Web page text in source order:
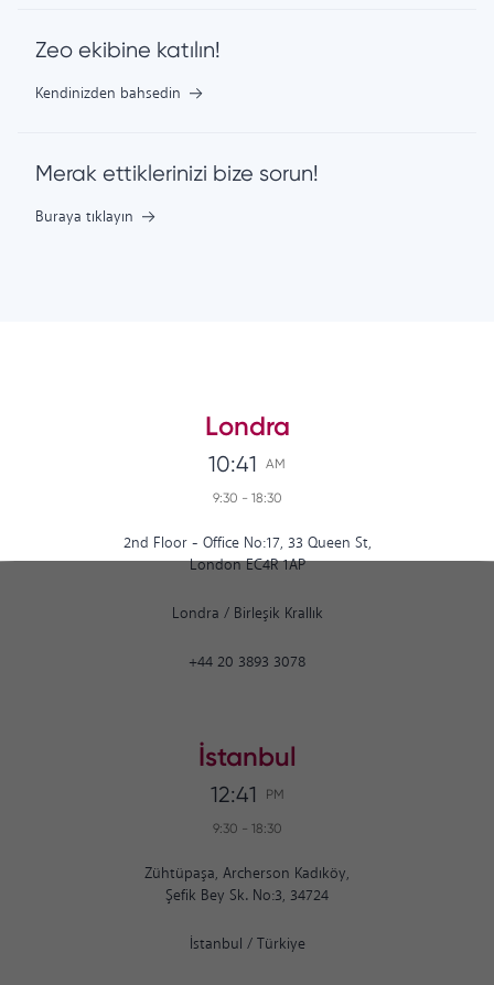
Zeo ekibine katılın!
Kendinizden bahsedin
Merak ettiklerinizi bize sorun!
Buraya tıklayın
Londra
10:41 AM
9:30 - 18:30
2nd Floor - Office No:17, 33 Queen St,
London EC4R 1AP
Londra / Birleşik Krallık
+44 20 3893 3078
İstanbul
12:41 PM
9:30 - 18:30
Zühtüpaşa, Archerson Kadıköy,
Şefik Bey Sk. No:3, 34724
İstanbul / Türkiye